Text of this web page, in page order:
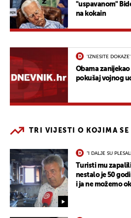
"uspavanom"
na kokain
'IZNESITE DOKAZE'
Obama
pokušaj vojnog
TRI VIJESTI O KOJIMA SE
"I DALJE SU
Turisti mu
nestalo je 50
i ja ne možemo